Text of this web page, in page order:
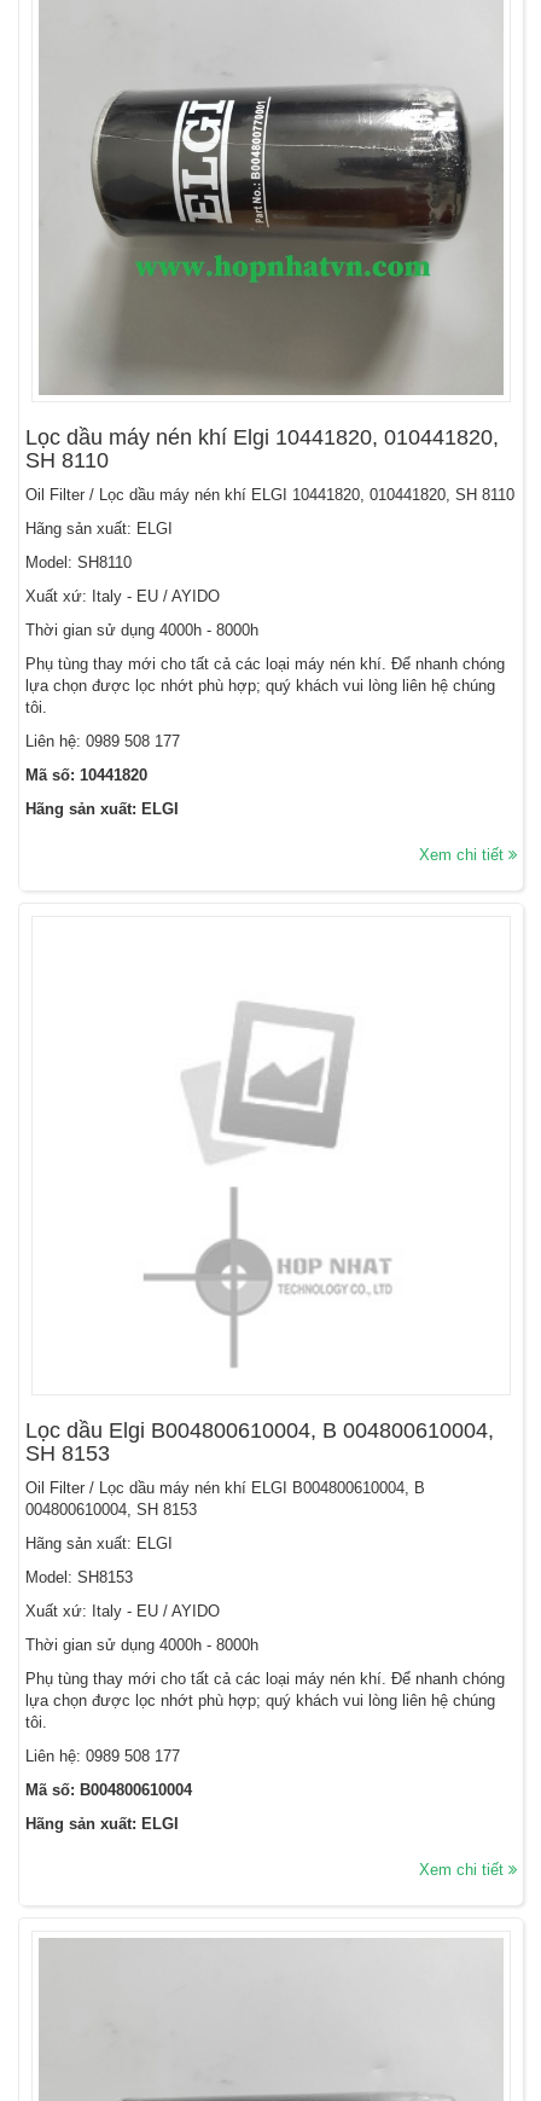
Lọc dầu máy nén khí Elgi 10441820, 010441820,
SH 8110
Oil Filter / Lọc dầu máy nén khí ELGI 10441820, 010441820, SH 8110
Hãng sản xuất: ELGI
Model: SH8110
Xuất xứ: Italy - EU / AYIDO
Thời gian sử dụng 4000h - 8000h
Phụ tùng thay mới cho tất cả các loại máy nén khí. Để nhanh chóng
lựa chọn được lọc nhớt phù hợp; quý khách vui lòng liên hệ chúng
tôi.
Liên hệ: 0989 508 177
Mã số: 10441820
Hãng sản xuất: ELGI
Xem chi tiết
Lọc dầu Elgi B004800610004, B 004800610004,
SH 8153
Oil Filter / Lọc dầu máy nén khí ELGI B004800610004, B
004800610004, SH 8153
Hãng sản xuất: ELGI
Model: SH8153
Xuất xứ: Italy - EU / AYIDO
Thời gian sử dụng 4000h - 8000h
Phụ tùng thay mới cho tất cả các loại máy nén khí. Để nhanh chóng
lựa chọn được lọc nhớt phù hợp; quý khách vui lòng liên hệ chúng
tôi.
Liên hệ: 0989 508 177
Mã số: B004800610004
Hãng sản xuất: ELGI
Xem chi tiết